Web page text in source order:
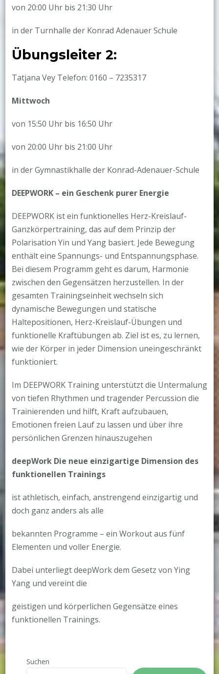
von 20:00 Uhr bis 21:30 Uhr
in der Turnhalle der Konrad Adenauer Schule
Übungsleiter 2:
Tatjana Vey Telefon: 0160 – 7235317
Mittwoch
von 15:50 Uhr bis 16:50 Uhr
von 20:00 Uhr bis 21:00 Uhr
in der Gymnastikhalle der Konrad-Adenauer-Schule
DEEPWORK – ein Geschenk purer Energie
DEEPWORK ist ein funktionelles Herz-Kreislauf-
Ganzkörpertraining, das auf dem Prinzip der
Polarisation Yin und Yang basiert. Jede Bewegung
enthält eine Spannungs- und Entspannungsphase.
Bei diesem Programm geht es darum, Harmonie
zwischen den Gegensätzen herzustellen. In der
gesamten Trainingseinheit wechseln sich
dynamische Bewegungen und statische
Haltepositionen, Herz-Kreislauf-Übungen und
funktionelle Kraftübungen ab. Ziel ist es, zu lernen,
wie der Körper in jeder Dimension uneingeschränkt
funktioniert.
Im DEEPWORK Training unterstützt die Untermalung
von tiefen Rhythmen und tragender Percussion die
Trainierenden und hilft, Kraft aufzubauen,
Emotionen freien Lauf zu lassen und über ihre
persönlichen Grenzen hinauszugehen
deepWork Die neue einzigartige Dimension des
funktionellen Trainings
ist athletisch, einfach, anstrengend einzigartig und
doch ganz anders als alle
bekannten Programme – ein Workout aus fünf
Elementen und voller Energie.
Dabei unterliegt deepWork dem Gesetz von Ying
Yang und vereint die
geistigen und körperlichen Gegensätze eines
funktionellen Trainings.
Suchen